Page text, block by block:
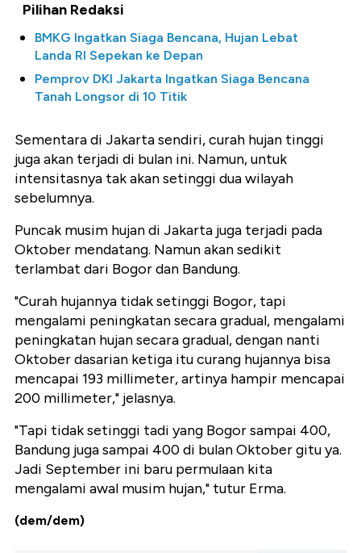
Pilihan Redaksi
BMKG Ingatkan Siaga Bencana, Hujan Lebat
Landa RI Sepekan ke Depan
Pemprov DKI Jakarta Ingatkan Siaga Bencana
Tanah Longsor di 10 Titik
Sementara di Jakarta sendiri, curah hujan tinggi
juga akan terjadi di bulan ini. Namun, untuk
intensitasnya tak akan setinggi dua wilayah
sebelumnya.
Puncak musim hujan di Jakarta juga terjadi pada
Oktober mendatang. Namun akan sedikit
terlambat dari Bogor dan Bandung.
"Curah hujannya tidak setinggi Bogor, tapi
mengalami peningkatan secara gradual, mengalami
peningkatan hujan secara gradual, dengan nanti
Oktober dasarian ketiga itu curang hujannya bisa
mencapai 193 millimeter, artinya hampir mencapai
200 millimeter," jelasnya.
"Tapi tidak setinggi tadi yang Bogor sampai 400,
Bandung juga sampai 400 di bulan Oktober gitu ya.
Jadi September ini baru permulaan kita
mengalami awal musim hujan," tutur Erma.
(dem/dem)